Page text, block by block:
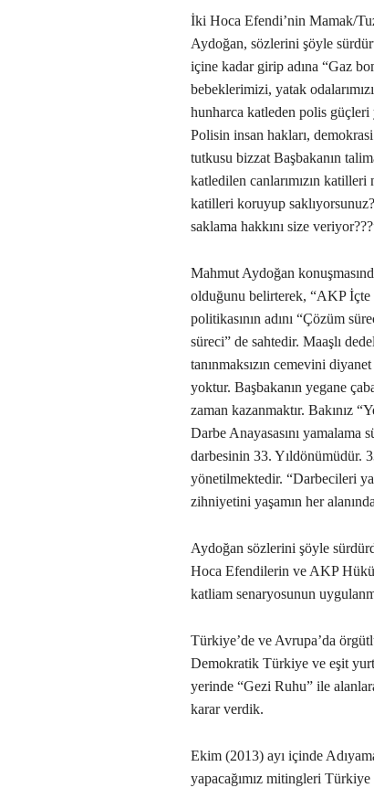
İki Hoca Efendi’nin Mamak/
Aydoğan, sözlerini şöyle
içine kadar girip adına “Gaz
bebeklerimizi, yatak
hunharca katleden polis güçleri
Polisin insan hakları,
tutkusu bizzat Başbakanın
katledilen canlarımızın
katilleri koruyup
saklama hakkını size
Mahmut Aydoğan
olduğunu belirterek, “AKP İçte
politikasının adını “Çözüm
süreci” de sahtedir. Maaşlı
tanınmaksızın cemevini
yoktur. Başbakanın yegane
zaman kazanmaktır. Bakınız
Darbe Anayasasını yamalama
darbesinin 33. Yıldönümüdür.
yönetilmektedir. “Darbecileri
zihniyetini yaşamın her
Aydoğan sözlerini şöyle
Hoca Efendilerin ve AKP
katliam senaryosunun
Türkiye’de ve Avrupa’da
Demokratik Türkiye ve eşit
yerinde “Gezi Ruhu” ile
karar verdik.
Ekim (2013) ayı içinde
yapacağımız mitingleri